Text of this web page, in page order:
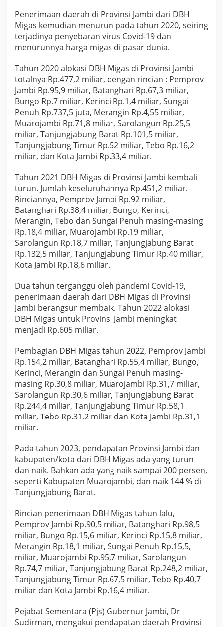
Penerimaan daerah di Provinsi Jambi dari DBH
Migas kemudian menurun pada tahun 2020, seiring
terjadinya penyebaran virus Covid-19 dan
menurunnya harga migas di pasar dunia.
Tahun 2020 alokasi DBH Migas di Provinsi Jambi
totalnya Rp.477,2 miliar, dengan rincian : Pemprov
Jambi Rp.95,9 miliar, Batanghari Rp.67,3 miliar,
Bungo Rp.7 miliar, Kerinci Rp.1,4 miliar, Sungai
Penuh Rp.737,5 juta, Merangin Rp.4,55 miliar,
Muarojambi Rp.71,8 miliar, Sarolangun Rp.25,5
miliar, Tanjungjabung Barat Rp.101,5 miliar,
Tanjungjabung Timur Rp.52 miliar, Tebo Rp.16,2
miliar, dan Kota Jambi Rp.33,4 miliar.
Tahun 2021 DBH Migas di Provinsi Jambi kembali
turun. Jumlah keseluruhannya Rp.451,2 miliar.
Rinciannya, Pemprov Jambi Rp.92 miliar,
Batanghari Rp.38,4 miliar, Bungo, Kerinci,
Merangin, Tebo dan Sungai Penuh masing-masing
Rp.18,4 miliar, Muarojambi Rp.19 miliar,
Sarolangun Rp.18,7 miliar, Tanjungjabung Barat
Rp.132,5 miliar, Tanjungjabung Timur Rp.40 miliar,
Kota Jambi Rp.18,6 miliar.
Dua tahun terganggu oleh pandemi Covid-19,
penerimaan daerah dari DBH Migas di Provinsi
Jambi berangsur membaik. Tahun 2022 alokasi
DBH Migas untuk Provinsi Jambi meningkat
menjadi Rp.605 miliar.
Pembagian DBH Migas tahun 2022, Pemprov Jambi
Rp.154,2 miliar, Batanghari Rp.55,4 miliar, Bungo,
Kerinci, Merangin dan Sungai Penuh masing-
masing Rp.30,8 miliar, Muarojambi Rp.31,7 miliar,
Sarolangun Rp.30,6 miliar, Tanjungjabung Barat
Rp.244,4 miliar, Tanjungjabung Timur Rp.58,1
miliar, Tebo Rp.31,2 miliar dan Kota Jambi Rp.31,1
miliar.
Pada tahun 2023, pendapatan Provinsi Jambi dan
kabupaten/kota dari DBH Migas ada yang turun
dan naik. Bahkan ada yang naik sampai 200 persen,
seperti Kabupaten Muarojambi, dan naik 144 % di
Tanjungjabung Barat.
Rincian penerimaan DBH Migas tahun lalu,
Pemprov Jambi Rp.90,5 miliar, Batanghari Rp.98,5
miliar, Bungo Rp.15,6 miliar, Kerinci Rp.15,8 miliar,
Merangin Rp.18,1 miliar, Sungai Penuh Rp.15,5,
miliar, Muarojambi Rp.95,7 miliar, Sarolangun
Rp.74,7 miliar, Tanjungjabung Barat Rp.248,2 miliar,
Tanjungjabung Timur Rp.67,5 miliar, Tebo Rp.40,7
miliar dan Kota Jambi Rp.16,4 miliar.
Pejabat Sementara (Pjs) Gubernur Jambi, Dr
Sudirman, mengakui pendapatan daerah Provinsi